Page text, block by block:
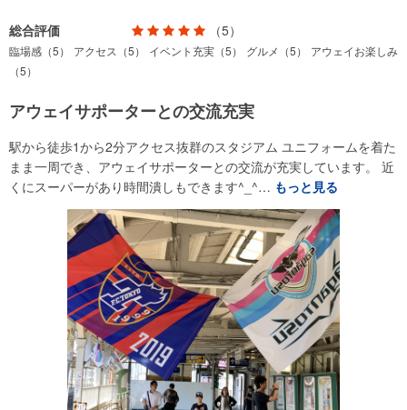
総合評価 （5）
臨場感（5） アクセス（5） イベント充実（5） グルメ（5）
アウェイお楽しみ
（5）
アウェイサポーターとの交流充実
駅から徒歩1から2分アクセス抜群のスタジアム ユニフォームを着た
まま一周でき、アウェイサポーターとの交流が充実しています。 近
くにスーパーがあり時間潰しもできます^_^… もっと見る